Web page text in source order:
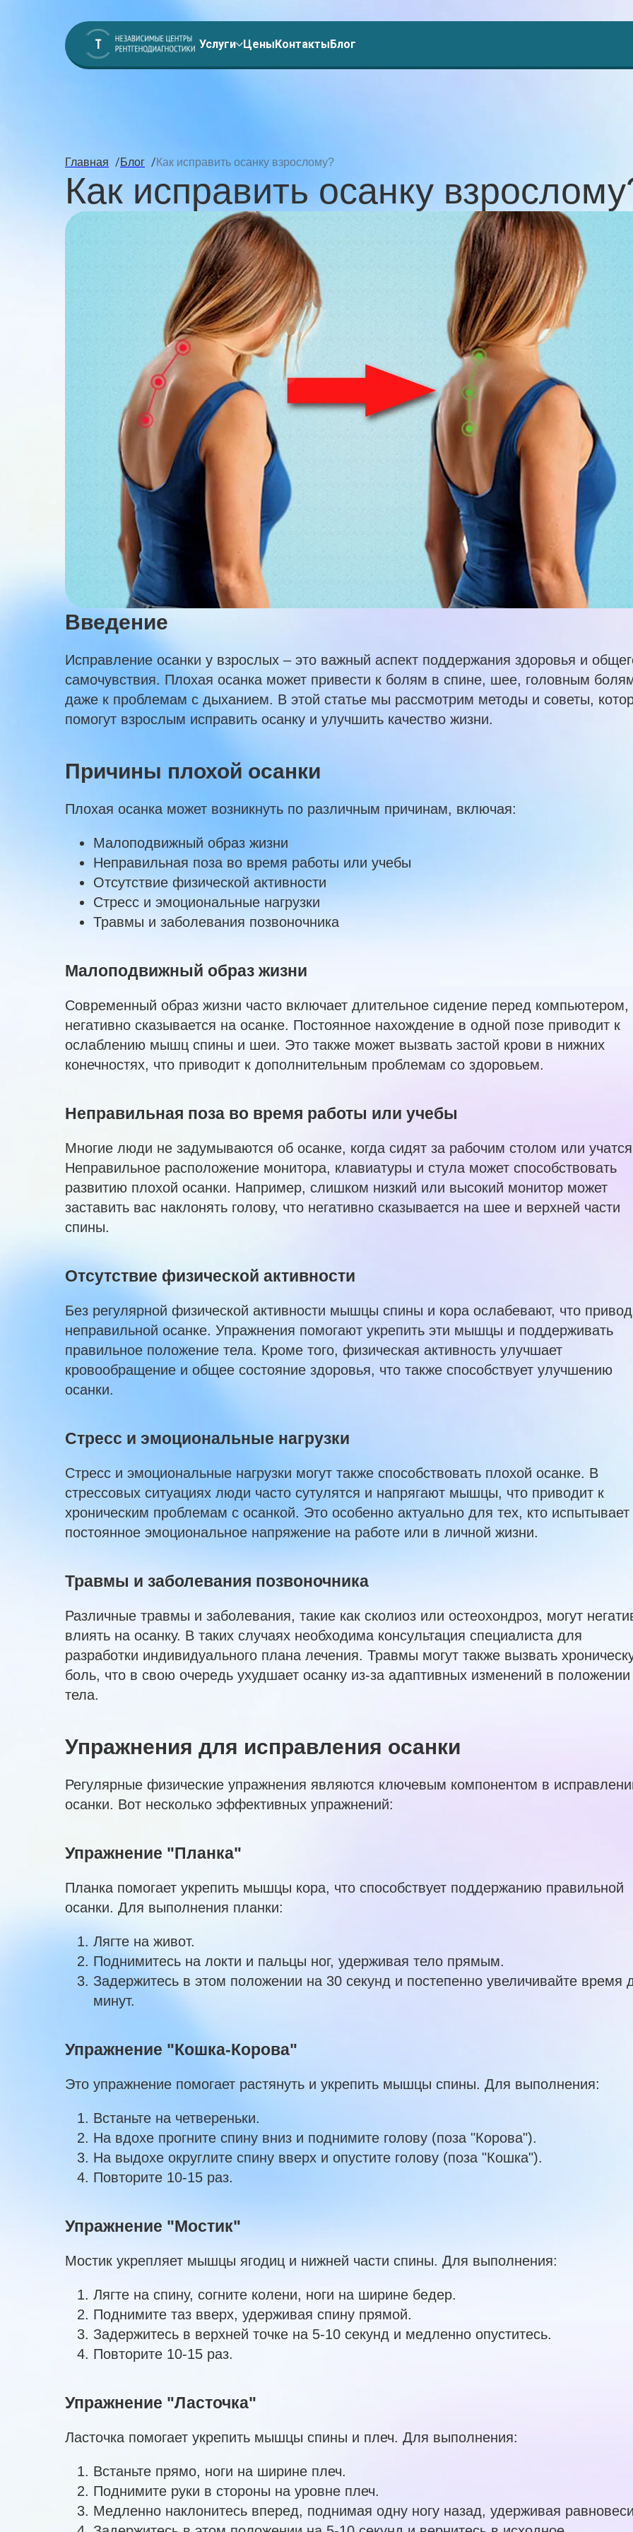
Услуги ЦеныКонтактыБлог
Главная /Блог / Как исправить осанку взрослому?
Как исправить осанку
Введение
Исправление осанки у взрослых – это важный аспект поддержания здоровья и
самочувствия. Плохая осанка может привести к болям в спине, шее, головным
даже к проблемам с дыханием. В этой статье мы рассмотрим методы и советы,
помогут взрослым исправить осанку и улучшить качество жизни.
Причины плохой осанки
Плохая осанка может возникнуть по различным причинам, включая:
Малоподвижный образ жизни
Неправильная поза во время работы или учебы
Отсутствие физической активности
Стресс и эмоциональные нагрузки
Травмы и заболевания позвоночника
Малоподвижный образ жизни
Современный образ жизни часто включает длительное сидение перед компьютером,
негативно сказывается на осанке. Постоянное нахождение в одной позе приводит к
ослаблению мышц спины и шеи. Это также может вызвать застой крови в нижних
конечностях, что приводит к дополнительным проблемам со здоровьем.
Неправильная поза во время работы или учебы
Многие люди не задумываются об осанке, когда сидят за рабочим столом или
Неправильное расположение монитора, клавиатуры и стула может способствовать
развитию плохой осанки. Например, слишком низкий или высокий монитор может
заставить вас наклонять голову, что негативно сказывается на шее и верхней части
спины.
Отсутствие физической активности
Без регулярной физической активности мышцы спины и кора ослабевают, что
неправильной осанке. Упражнения помогают укрепить эти мышцы и поддерживать
правильное положение тела. Кроме того, физическая активность улучшает
кровообращение и общее состояние здоровья, что также способствует улучшению
осанки.
Стресс и эмоциональные нагрузки
Стресс и эмоциональные нагрузки могут также способствовать плохой осанке. В
стрессовых ситуациях люди часто сутулятся и напрягают мышцы, что приводит к
хроническим проблемам с осанкой. Это особенно актуально для тех, кто испытывает
постоянное эмоциональное напряжение на работе или в личной жизни.
Травмы и заболевания позвоночника
Различные травмы и заболевания, такие как сколиоз или остеохондроз, могут
влиять на осанку. В таких случаях необходима консультация специалиста для
разработки индивидуального плана лечения. Травмы могут также вызвать
боль, что в свою очередь ухудшает осанку из-за адаптивных изменений в положении
тела.
Упражнения для исправления осанки
Регулярные физические упражнения являются ключевым компонентом в
осанки. Вот несколько эффективных упражнений:
Упражнение "Планка"
Планка помогает укрепить мышцы кора, что способствует поддержанию правильной
осанки. Для выполнения планки:
Лягте на живот.
Поднимитесь на локти и пальцы ног, удерживая тело прямым.
Задержитесь в этом положении на 30 секунд и постепенно увеличивайте время
минут.
Упражнение "Кошка-Корова"
Это упражнение помогает растянуть и укрепить мышцы спины. Для выполнения:
Встаньте на четвереньки.
На вдохе прогните спину вниз и поднимите голову (поза "Корова").
На выдохе округлите спину вверх и опустите голову (поза "Кошка").
Повторите 10-15 раз.
Упражнение "Мостик"
Мостик укрепляет мышцы ягодиц и нижней части спины. Для выполнения:
Лягте на спину, согните колени, ноги на ширине бедер.
Поднимите таз вверх, удерживая спину прямой.
Задержитесь в верхней точке на 5-10 секунд и медленно опуститесь.
Повторите 10-15 раз.
Упражнение "Ласточка"
Ласточка помогает укрепить мышцы спины и плеч. Для выполнения:
Встаньте прямо, ноги на ширине плеч.
Поднимите руки в стороны на уровне плеч.
Медленно наклонитесь вперед, поднимая одну ногу назад, удерживая